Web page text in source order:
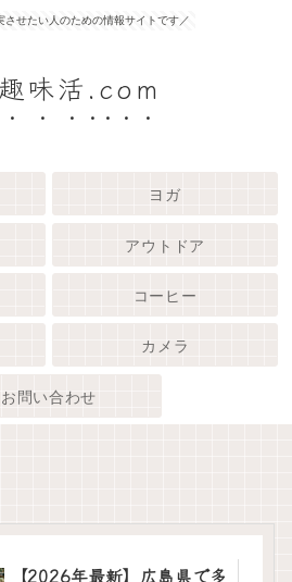
させたい人のための情報サイトです／
味活.com
ヨガ
アウトドア
コーヒー
カメラ
お問い合わせ
【2026年最新】広島県で多